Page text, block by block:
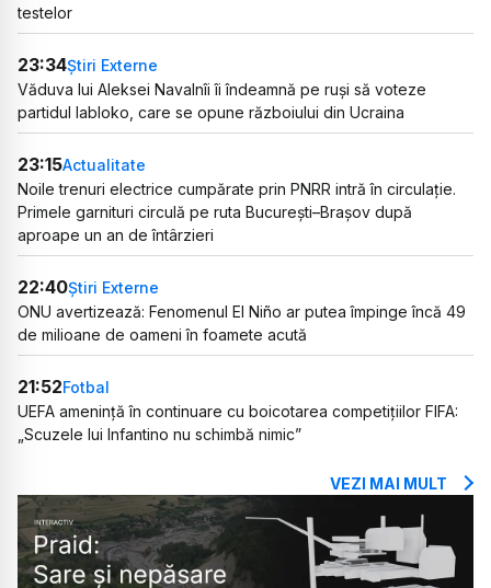
testelor
23:34Știri Externe
Văduva lui Aleksei Navalnîi îi îndeamnă pe ruși să voteze
partidul Iabloko, care se opune războiului din Ucraina
23:15Actualitate
Noile trenuri electrice cumpărate prin PNRR intră în circulație.
Primele garnituri circulă pe ruta București–Brașov după
aproape un an de întârzieri
22:40Știri Externe
ONU avertizează: Fenomenul El Niño ar putea împinge încă 49
de milioane de oameni în foamete acută
21:52Fotbal
UEFA amenință în continuare cu boicotarea competițiilor FIFA:
„Scuzele lui Infantino nu schimbă nimic”
VEZI MAI MULT